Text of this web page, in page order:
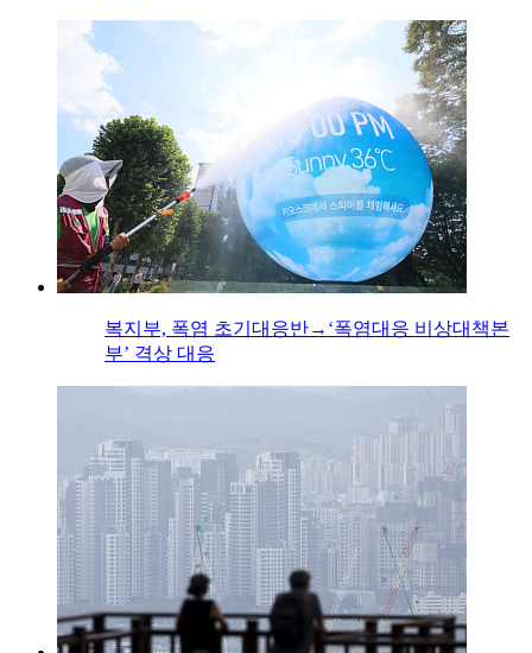
복지부, 폭염 초기대응반→‘폭염대응 비상대책본
부’ 격상 대응